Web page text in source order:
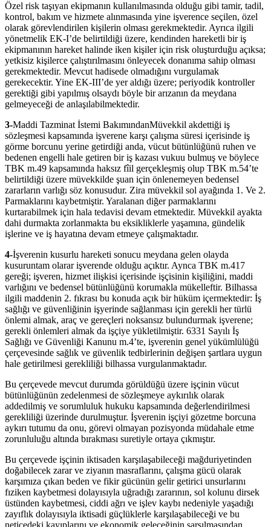
Özel risk taşıyan ekipmanın kullanılmasında olduğu gibi tamir, tadil,
kontrol, bakım ve hizmete alınmasında yine işverence seçilen, özel
olarak görevlendirilen kişilerin olması gerekmektedir. Ayrıca ilgili
yönetmelik EK-I’de belirtildiği üzere, kendinden hareketli bir iş
ekipmanının hareket halinde iken kişiler için risk oluşturduğu açıksa;
yetkisiz kişilerce çalıştırılmasını önleyecek donanıma sahip olması
gerekmektedir. Mevcut hadisede olmadığını vurgulamak
gerekecektir. Yine EK-III’de yer aldığı üzere; periyodik kontroller
gerektiği gibi yapılmış olsaydı böyle bir arızanın da meydana
gelmeyeceği de anlaşılabilmektedir.
3-Maddi Tazminat İstemi BakımındanMüvekkil akdettiği iş
sözleşmesi kapsamında işverene karşı çalışma süresi içerisinde iş
görme borcunu yerine getirdiği anda, vücut bütünlüğünü ruhen ve
bedenen engelli hale getiren bir iş kazası vukuu bulmuş ve böylece
TBK m.49 kapsamında haksız fîil gerçekleşmiş olup TBK m.54’te
belirtildiği üzere müvekkilde şuan için önlenemeyen bedensel
zararların varlığı söz konusudur. Zira müvekkil sol ayağında 1. Ve 2.
Parmaklarını kaybetmiştir. Yaralanan diğer parmaklarını
kurtarabilmek için hala tedavisi devam etmektedir. Müvekkil ayakta
dahi durmakta zorlanmakta bu eksikliklerle yaşamına, gündelik
işlerine ve iş hayatına devam etmeye çalışmaktadır.
4-İşverenin kusurlu hareketi sonucu meydana gelen olayda
kusuruntam olarar işverende olduğu açıktır. Aynca TBK m.417
gereği; işveren, hizmet ilişkisi içerisinde işçisinin kişiliğini, maddi
varlığını ve bedensel bütünlüğünü korumakla mükelleftir. Bilhassa
ilgili maddenin 2. fıkrası bu konuda açık bir hüküm içermektedir: İş
sağlığı ve güvenliğinin işyerinde sağlanması için gerekli her türlü
önlemi almak, araç ve gereçleri noksansız bulundurmak işverene;
gerekli önlemleri almak da işçiye yükletilmiştir. 6331 Sayılı İş
Sağlığı ve Güvenliği Kanunu m.4’te, işverenin genel yükümlülüğü
çerçevesinde sağlık ve güvenlik tedbirlerinin değişen şartlara uygun
hale getirilmesi gerekliliği bilhassa vurgulanmaktadır.
Bu çerçevede mevcut durumda görüldüğü üzere işçinin vücut
bütünlüğünün zedelenmesi de sözleşmeye aykırılık olarak
addedilmiş ve sorumluluk hukuku kapsamında değerlendirilmesi
gerekliliği üzerinde durulmuştur. İşverenin işçiyi gözetme borcuna
aykırı tutumu da onu, görevi olmayan pozisyonda müdahale etme
zorunluluğu altında bırakması suretiyle ortaya çıkmıştır.
Bu çerçevede işçinin iktisaden karşılaşabileceği mağduriyetinden
doğabilecek zarar ve ziyanın masraflarını, çalışma gücü olarak
karşımıza çıkan beden ve fikir gücünün gelir getirici unsurlarını
fıziken kaybetmesi dolayısıyla uğradığı zararının, sol kolunu dirsek
üstünden kaybetmesi, ciddi ağrı ve işlev kaybı nedeniyle yaşadığı
zayıflık dolayısıyla iktisadi güçlüklerle karşılaşabileceği ve bu